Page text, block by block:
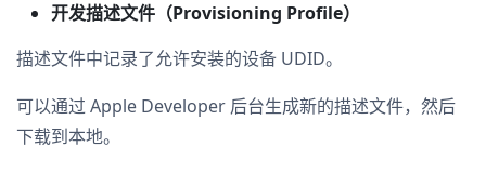
开发描述文件（Provisioning Profile）
描述文件中记录了允许安装的设备 UDID。
可以通过 Apple Developer 后台生成新的描述文件，然后
下载到本地。